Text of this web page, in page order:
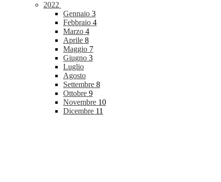
2022
Gennaio 3
Febbraio 4
Marzo 4
Aprile 8
Maggio 7
Giugno 3
Luglio
Agosto
Settembre 8
Ottobre 9
Novembre 10
Dicembre 11